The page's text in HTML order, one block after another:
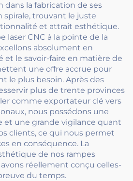
dans la fabrication de ses
spirale, trouvant le juste
et attrait esthétique.
laser CNC à la pointe de la
absolument en
et le savoir-faire en matière de
une offre accrue pour
le plus besoin. Après des
plus de trente provinces
comme exportateur clé vers
nous possédons une
et une grande vigilance quant
clients, ce qui nous permet
en conséquence. La
de nos rampes
réellement conçu celles-
du temps.